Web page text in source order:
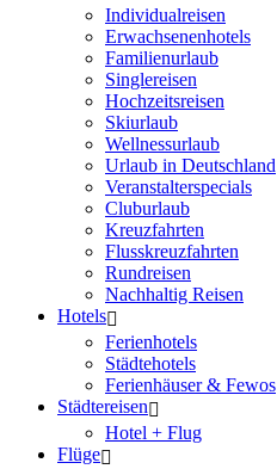
Individualreisen
Erwachsenenhotels
Familienurlaub
Singlereisen
Hochzeitsreisen
Skiurlaub
Wellnessurlaub
Urlaub in Deutschland
Veranstalterspecials
Cluburlaub
Kreuzfahrten
Flusskreuzfahrten
Rundreisen
Nachhaltig Reisen
Hotels
Ferienhotels
Städtehotels
Ferienhäuser & Fewos
Städtereisen
Hotel + Flug
Flüge